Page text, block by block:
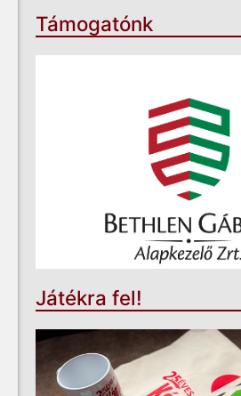
Támogatónk
Játékra fel!